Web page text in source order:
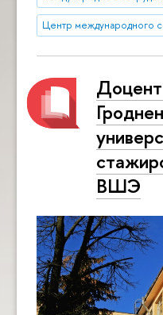
Центр международного
ВШЭ